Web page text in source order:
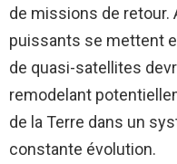
de missions de
puissants se mettent
de quasi-satellites
remodelant
de la Terre dans un
constante évolution.